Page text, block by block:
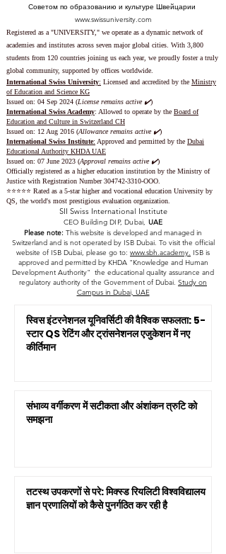
Советом по образованию и культуре Швейцарии
www.swissuniversity.com
Registered as a "UNIVERSITY," we operate as a dynamic network of
academies and institutes across seven major global cities. With 3,800
students from 120 countries joining us each year, we proudly foster a truly
global community, supported by offices worldwide.
International Swiss University: Licensed and accredited by the Ministry
of Education and Science KG
Issued on: 04 Sep 2024 (License remains active ✔️)
International Swiss Academy: Allowed to operate by the Board of
Education and Culture in Switzerland CH
Issued on: 12 Aug 2016 (Allowance remains active ✔️)
International Swiss Institute: Approved and permitted by the Dubai
Educational Authority KHDA UAE
Issued on: 07 June 2023 (Approval remains active ✔️)
Officially registered as a higher education institution by the Ministry of
Justice with Registration Number304742-3310-OOO.
⭐️⭐️⭐️⭐️⭐️ Rated as a 5-star higher and vocational education University by
QS, the world's most prestigious evaluation organization.
SII Swiss International Institute
CEO Building DIP, Dubai, UAE
Please note: This website is developed and managed in
Switzerland and is not operated by ISB Dubai. To visit the official
website of ISB Dubai, please go to: www.sbh.academy. ISB is
approved and permitted by KHDA "Knowledge and Human
Development Authority" the educational quality assurance and
regulatory authority of the Government of Dubai. Study on
Campus in Dubai, UAE
स्विस इंटरनेशनल यूनिवर्सिटी की वैश्विक सफलता: 5-
स्टार QS रेटिंग और ट्रांसनेशनल एजुकेशन में नए
कीर्तिमान
संभाव्य वर्गीकरण में सटीकता और अंशांकन त्रुटि को
समझना
तटस्थ उपकरणों से परे: मिक्स्ड रियलिटी विश्वविद्यालय
ज्ञान प्रणालियों को कैसे पुनर्गठित कर रही है